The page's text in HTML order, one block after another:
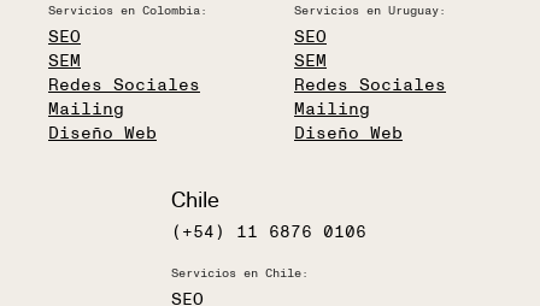
Servicios en Colombia:
SEO
SEM
Redes Sociales
Mailing
Diseño Web
Servicios en Uruguay:
SEO
SEM
Redes Sociales
Mailing
Diseño Web
Chile
(+54) 11 6876 0106
Servicios en Chile:
SEO